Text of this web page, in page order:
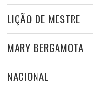
LIÇÃO DE MESTRE
MARY BERGAMOTA
NACIONAL